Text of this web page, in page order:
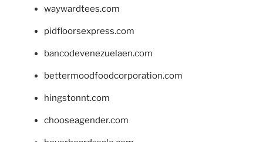
waywardtees.com
pidfloorsexpress.com
bancodevenezuelaen.com
bettermoodfoodcorporation.com
hingstonnt.com
chooseagender.com